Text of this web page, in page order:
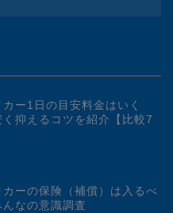
カー1日の目安料金はいく
く抑えるコツを紹介【比較7
カーの保険（補償）は入るべ
んなの意識調査